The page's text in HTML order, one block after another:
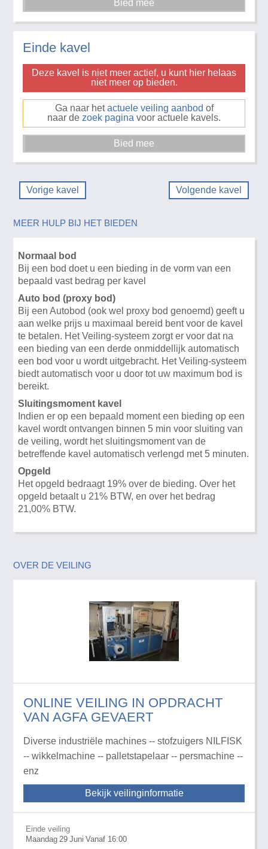
Einde kavel
Deze kavel is niet meer actief, u kunt hier helaas
niet meer op bieden.
Ga naar hetactuele veiling aanbod of
naar de zoek pagina voor actuele kavels.
Vorige kavel Volgende kavel
MEER HULP BIJ HET BIEDEN
Normaal bod
Bij een bod doet u een bieding in de vorm van een
bepaald vast bedrag per kavel
Auto bod (proxy bod)
Bij een Autobod (ook wel proxy bod genoemd) geeft u
aan welke prijs u maximaal bereid bent voor de kavel
te betalen. Het Veiling-systeem zorgt er voor dat na
een bieding van een derde onmiddellijk automatisch
een bod voor u wordt uitgebracht. Het Veiling-systeem
biedt automatisch voor u door tot uw maximum bod is
bereikt.
Sluitingsmoment kavel
Indien er op een bepaald moment een bieding op een
kavel wordt ontvangen binnen 5 min voor sluiting van
de veiling, wordt het sluitingsmoment van de
betreffende kavel automatisch verlengd met 5 minuten.
Opgeld
Het opgeld bedraagt 19% over de bieding. Over het
opgeld betaalt u 21% BTW, en over het bedrag
21,00% BTW.
OVER DE VEILING
ONLINE VEILING IN OPDRACHT
VAN AGFA GEVAERT
Diverse industriële machines -- stofzuigers NILFISK
-- wikkelmachine -- palletstapelaar -- persmachine --
enz
Bekijk veilinginformatie
Einde veiling
Maandag 29 Juni Vanaf 16:00